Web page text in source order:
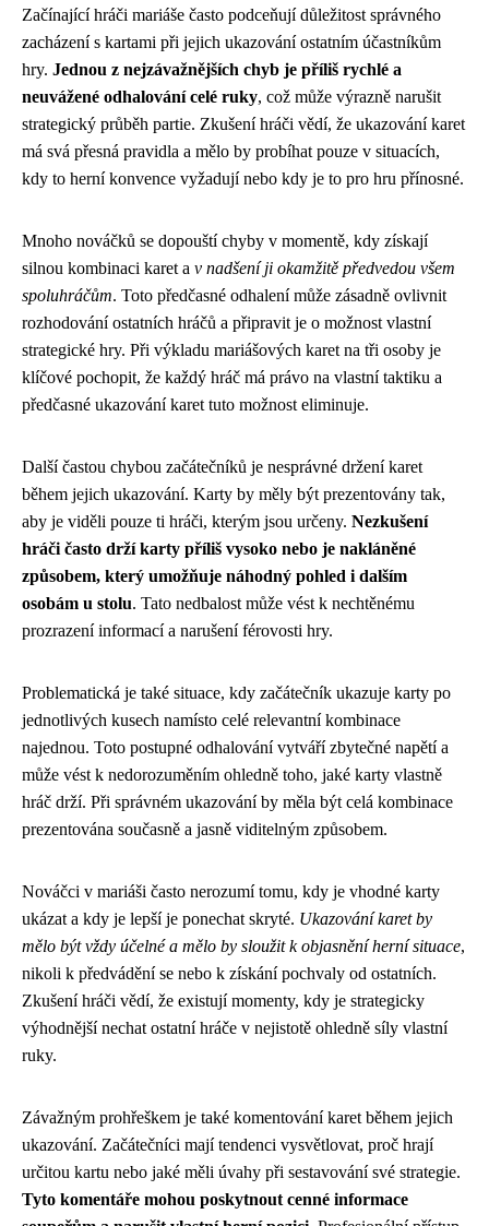
Začínající hráči mariáše často podceňují důležitost správného
zacházení s kartami při jejich ukazování ostatním účastníkům
hry. Jednou z nejzávažnějších chyb je příliš rychlé a
neuvážené odhalování celé ruky, což může výrazně narušit
strategický průběh partie. Zkušení hráči vědí, že ukazování karet
má svá přesná pravidla a mělo by probíhat pouze v situacích,
kdy to herní konvence vyžadují nebo kdy je to pro hru přínosné.
Mnoho nováčků se dopouští chyby v momentě, kdy získají
silnou kombinaci karet a v nadšení ji okamžitě předvedou všem
spoluhráčům. Toto předčasné odhalení může zásadně ovlivnit
rozhodování ostatních hráčů a připravit je o možnost vlastní
strategické hry. Při výkladu mariášových karet na tři osoby je
klíčové pochopit, že každý hráč má právo na vlastní taktiku a
předčasné ukazování karet tuto možnost eliminuje.
Další častou chybou začátečníků je nesprávné držení karet
během jejich ukazování. Karty by měly být prezentovány tak,
aby je viděli pouze ti hráči, kterým jsou určeny. Nezkušení
hráči často drží karty příliš vysoko nebo je nakláněné
způsobem, který umožňuje náhodný pohled i dalším
osobám u stolu. Tato nedbalost může vést k nechtěnému
prozrazení informací a narušení férovosti hry.
Problematická je také situace, kdy začátečník ukazuje karty po
jednotlivých kusech namísto celé relevantní kombinace
najednou. Toto postupné odhalování vytváří zbytečné napětí a
může vést k nedorozuměním ohledně toho, jaké karty vlastně
hráč drží. Při správném ukazování by měla být celá kombinace
prezentována současně a jasně viditelným způsobem.
Nováčci v mariáši často nerozumí tomu, kdy je vhodné karty
ukázat a kdy je lepší je ponechat skryté. Ukazování karet by
mělo být vždy účelné a mělo by sloužit k objasnění herní situace,
nikoli k předvádění se nebo k získání pochvaly od ostatních.
Zkušení hráči vědí, že existují momenty, kdy je strategicky
výhodnější nechat ostatní hráče v nejistotě ohledně síly vlastní
ruky.
Závažným prohřeškem je také komentování karet během jejich
ukazování. Začátečníci mají tendenci vysvětlovat, proč hrají
určitou kartu nebo jaké měli úvahy při sestavování své strategie.
Tyto komentáře mohou poskytnout cenné informace